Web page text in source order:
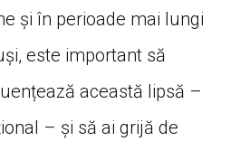
și în perioade mai lungi
este important să
această lipsă –
– și să ai grijă de